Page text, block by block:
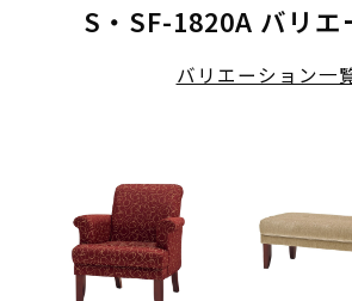
S・SF-1820A バリエ
バリエーション一